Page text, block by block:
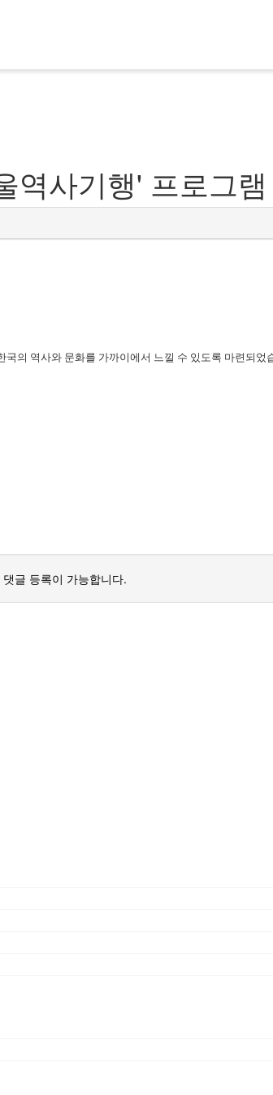
역사기행' 프로그램
의 역사와 문화를 가까이에서 느낄 수 있도록 마련되었
글 등록이 가능합니다.